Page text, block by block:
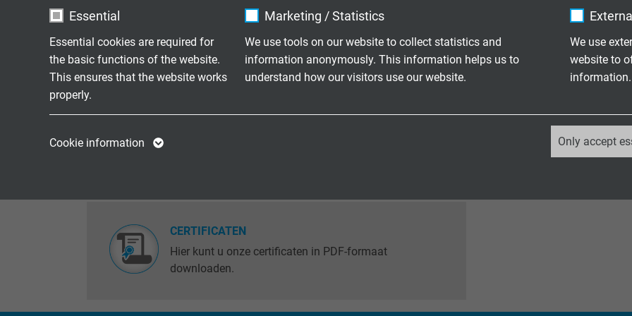
Essential
Essential cookies are required for
the basic functions of the website.
This ensures that the website works
properly.
Contains the
selected tracking
opt-in settings.
Marketing / Statistics
We use tools on our website to collect statistics and
information anonymously. This information helps us to
understand how our visitors use our website.
Purpose
Generates statistical data on how the
We use
website to
information.
Cookie information Only accept
INDUSTRIEËN KABELS
bestand.
Download
CERTIFICATEN
Hier kunt u onze certificaten in PDF-formaat
downloaden.